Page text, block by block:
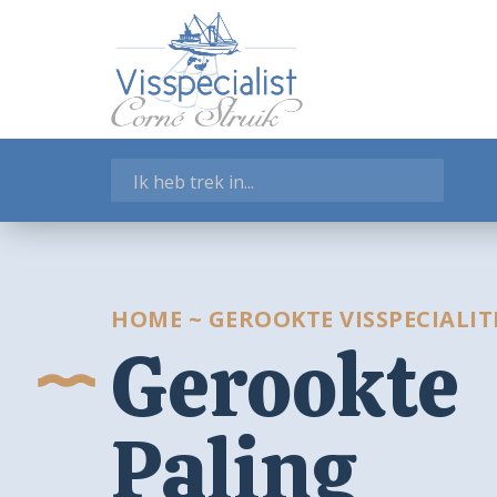
Gerookte Visspecialiteiten
Kant-en-klaar
Schelpdieren
Vissoepen
Zeegroenten
Winkelmand
HOME ~ GEROOKTE
Gerookte
Paling